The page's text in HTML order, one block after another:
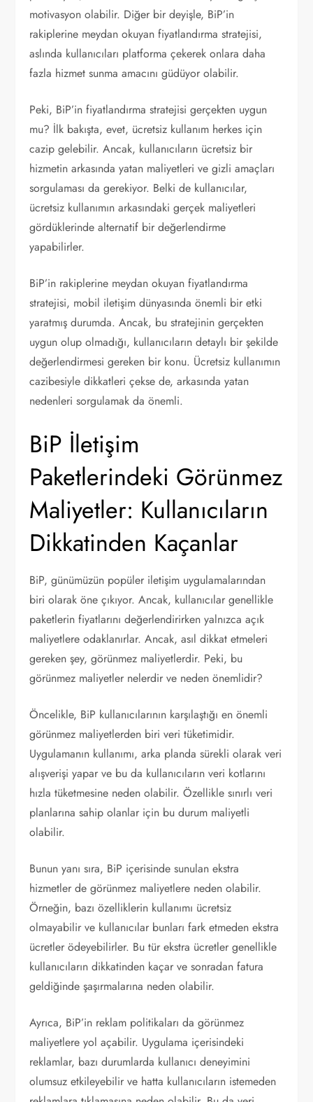
motivasyon olabilir. Diğer bir deyişle, BiP’in
rakiplerine meydan okuyan fiyatlandırma stratejisi,
aslında kullanıcıları platforma çekerek onlara daha
fazla hizmet sunma amacını güdüyor olabilir.
Peki, BiP’in fiyatlandırma stratejisi gerçekten uygun
mu? İlk bakışta, evet, ücretsiz kullanım herkes için
cazip gelebilir. Ancak, kullanıcıların ücretsiz bir
hizmetin arkasında yatan maliyetleri ve gizli amaçları
sorgulaması da gerekiyor. Belki de kullanıcılar,
ücretsiz kullanımın arkasındaki gerçek maliyetleri
gördüklerinde alternatif bir değerlendirme
yapabilirler.
BiP’in rakiplerine meydan okuyan fiyatlandırma
stratejisi, mobil iletişim dünyasında önemli bir etki
yaratmış durumda. Ancak, bu stratejinin gerçekten
uygun olup olmadığı, kullanıcıların detaylı bir şekilde
değerlendirmesi gereken bir konu. Ücretsiz kullanımın
cazibesiyle dikkatleri çekse de, arkasında yatan
nedenleri sorgulamak da önemli.
BiP İletişim
Paketlerindeki Görünmez
Maliyetler: Kullanıcıların
Dikkatinden Kaçanlar
BiP, günümüzün popüler iletişim uygulamalarından
biri olarak öne çıkıyor. Ancak, kullanıcılar genellikle
paketlerin fiyatlarını değerlendirirken yalnızca açık
maliyetlere odaklanırlar. Ancak, asıl dikkat etmeleri
gereken şey, görünmez maliyetlerdir. Peki, bu
görünmez maliyetler nelerdir ve neden önemlidir?
Öncelikle, BiP kullanıcılarının karşılaştığı en önemli
görünmez maliyetlerden biri veri tüketimidir.
Uygulamanın kullanımı, arka planda sürekli olarak veri
alışverişi yapar ve bu da kullanıcıların veri kotlarını
hızla tüketmesine neden olabilir. Özellikle sınırlı veri
planlarına sahip olanlar için bu durum maliyetli
olabilir.
Bunun yanı sıra, BiP içerisinde sunulan ekstra
hizmetler de görünmez maliyetlere neden olabilir.
Örneğin, bazı özelliklerin kullanımı ücretsiz
olmayabilir ve kullanıcılar bunları fark etmeden ekstra
ücretler ödeyebilirler. Bu tür ekstra ücretler genellikle
kullanıcıların dikkatinden kaçar ve sonradan fatura
geldiğinde şaşırmalarına neden olabilir.
Ayrıca, BiP’in reklam politikaları da görünmez
maliyetlere yol açabilir. Uygulama içerisindeki
reklamlar, bazı durumlarda kullanıcı deneyimini
olumsuz etkileyebilir ve hatta kullanıcıların istemeden